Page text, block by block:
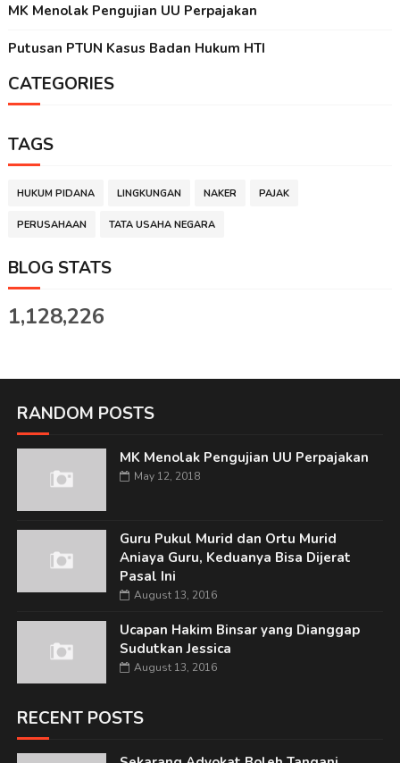
MK Menolak Pengujian UU Perpajakan
Putusan PTUN Kasus Badan Hukum HTI
CATEGORIES
TAGS
HUKUM PIDANA LINGKUNGAN NAKER PAJAK
PERUSAHAAN TATA USAHA NEGARA
BLOG STATS
1,128,226
RANDOM POSTS
MK Menolak Pengujian UU Perpajakan
May 12, 2018
Guru Pukul Murid dan Ortu Murid
Aniaya Guru, Keduanya Bisa Dijerat
Pasal Ini
August 13, 2016
Ucapan Hakim Binsar yang Dianggap
Sudutkan Jessica
August 13, 2016
RECENT POSTS